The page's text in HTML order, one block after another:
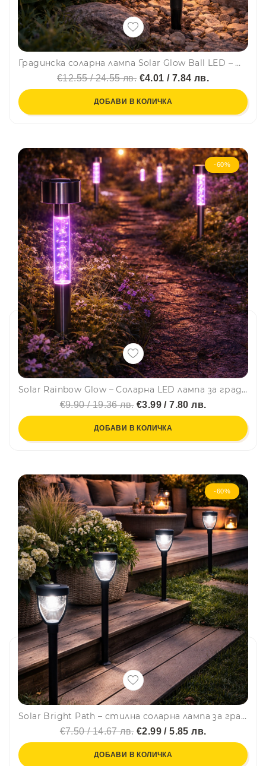
Градинска соларна лампа Solar Glow Ball LED – Ø11 см стъклена топка, височина 23.5 см
€12.55 / 24.55 лв. €4.01 / 7.84 лв.
ДОБАВИ В КОЛИЧКА
-60%
Solar Rainbow Glow – Соларна LED лампа за градина със сменящи се цветове
€9.90 / 19.36 лв.€3.99 / 7.80 лв.
ДОБАВИ В КОЛИЧКА
-60%
Solar Bright Path – стилна соларна лампа за градина, двор и алеи
€7.50 / 14.67 лв.€2.99 / 5.85 лв.
ДОБАВИ В КОЛИЧКА